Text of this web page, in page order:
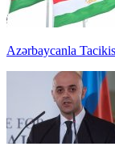
Azərbaycanla